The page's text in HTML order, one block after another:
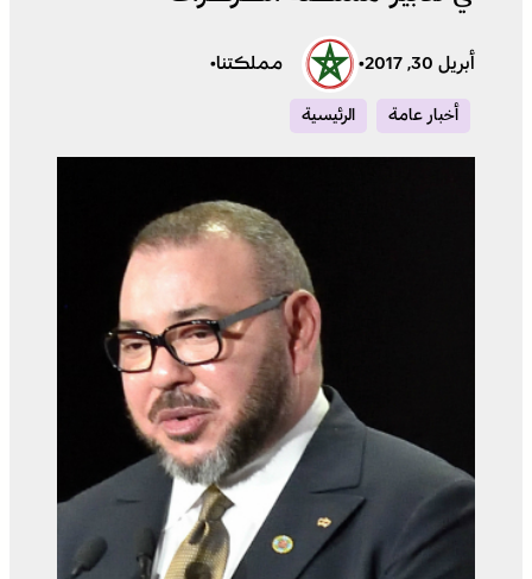
أبريل 30, 2017 • مملكتنا•
أخبار عامة الرئيسية